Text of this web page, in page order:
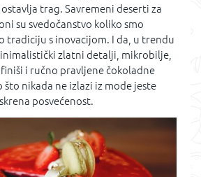
trag. Savremeni deserti za
su svedočanstvo koliko smo
tradiciju s inovacijom. I da, u trendu
zlatni detalji, mikrobilje,
finiši i ručno pravljene čokoladne
što nikada ne izlazi iz mode jeste
posvećenost.